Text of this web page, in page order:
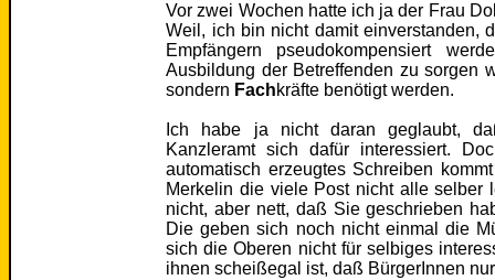
Vor zwei Wochen hatte ich ja der Frau
Weil, ich bin nicht damit einverstanden,
Empfängern pseudokompensiert
Ausbildung der Betreffenden zu sorgen
sondern Fachkräfte benötigt werden.
Ich habe ja nicht daran geglaubt,
Kanzleramt sich dafür interessiert.
automatisch erzeugtes Schreiben
Merkelin die viele Post nicht alle selber
nicht, aber nett, daß Sie geschrieben
Die geben sich noch nicht einmal die
sich die Oberen nicht für selbiges
ihnen scheißegal ist, daß BürgerInnen